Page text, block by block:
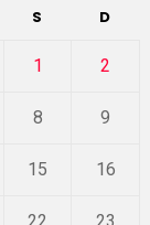
S D
1 2
8 9
15 16